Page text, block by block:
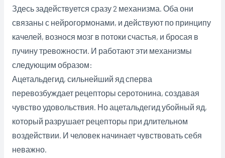
Здесь задействуется сразу 2 механизма. Оба они
связаны с нейрогормонами, и действуют по принципу
качелей, вознося мозг в потоки счастья, и бросая в
пучину тревожности. И работают эти механизмы
следующим образом:
Ацетальдегид, сильнейший яд сперва
перевозбуждает рецепторы серотонина, создавая
чувство удовольствия. Но ацетальдегид убойный яд,
который разрушает рецепторы при длительном
воздействии. И человек начинает чувствовать себя
неважно.